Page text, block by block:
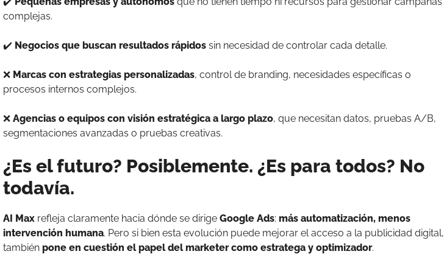
complejas.
✔️ Negocios que buscan resultados rápidos sin necesidad de controlar cada detalle.
❌ Marcas con estrategias personalizadas, control de branding, necesidades específicas o
procesos internos complejos.
❌ Agencias o equipos con visión estratégica a largo plazo, que necesitan datos, pruebas A/B,
segmentaciones avanzadas o pruebas creativas.
¿Es el futuro? Posiblemente. ¿Es para todos? No
todavía.
AI Max refleja claramente hacia dónde se dirige Google Ads: más automatización, menos
intervención humana. Pero si bien esta evolución puede mejorar el acceso a la publicidad digital,
también pone en cuestión el papel del marketer como estratega y optimizador.